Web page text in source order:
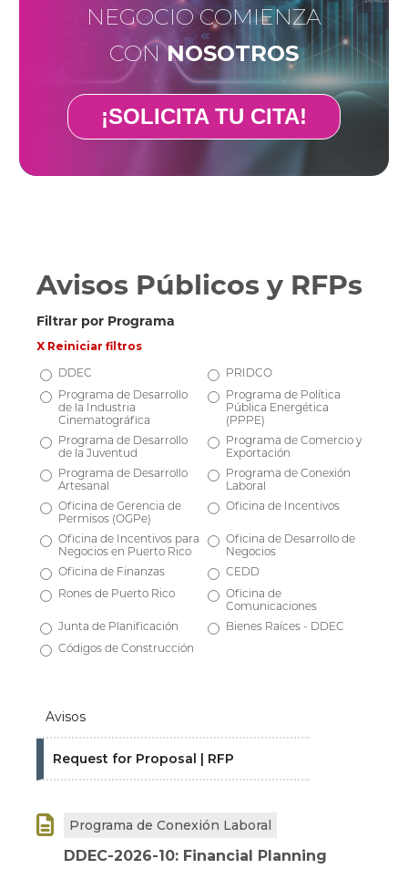
NEGOCIO COMIENZA
CONNOSOTROS
¡SOLICITA TU CITA!
Avisos Públicos y RFPs
Filtrar por Programa
X Reiniciar filtros
DDEC
PRIDCO
Programa de Desarrollo
de la Industria
Cinematográfica
Programa de Política
Pública Energética
(PPPE)
Programa de Desarrollo
de la Juventud
Programa de Comercio y
Exportación
Programa de Desarrollo
Artesanal
Programa de Conexión
Laboral
Oficina de Gerencia de
Permisos (OGPe)
Oficina de Incentivos
Oficina de Incentivos para
Negocios en Puerto Rico
Oficina de Desarrollo de
Negocios
Oficina de Finanzas
CEDD
Rones de Puerto Rico
Oficina de
Comunicaciones
Junta de Planificación
Bienes Raíces - DDEC
Códigos de Construcción
Avisos
Request for Proposal | RFP
 Programa de Conexión Laboral
DDEC-2026-10: Financial Planning